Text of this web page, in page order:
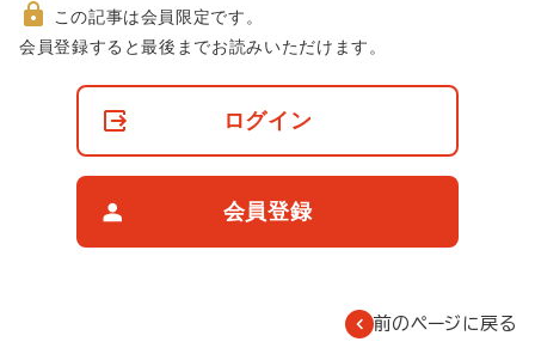
非
この記事は会員限定です。
会員登録すると最後までお読みいただけます。
ログイン
会員登録
前のページに戻る